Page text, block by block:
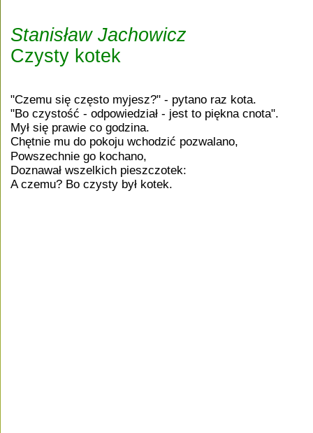
Stanisław Jachowicz
Czysty kotek
"Czemu się często myjesz?" - pytano raz kota.
"Bo czystość - odpowiedział - jest to piękna cnota".
Mył się prawie co godzina.
Chętnie mu do pokoju wchodzić pozwalano,
Powszechnie go kochano,
Doznawał wszelkich pieszczotek:
A czemu? Bo czysty był kotek.